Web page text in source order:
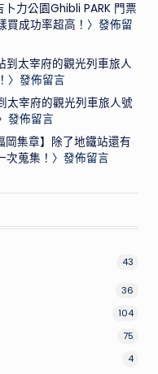
卜力公園Ghibli PARK 門票
買成功率超高！ 〉發佈留
到太宰府的觀光列車旅人
〉發佈留言
太宰府的觀光列車旅人號
發佈留言
岡集章】除了地鐵站還有
蒐集！ 〉發佈留言
43
36
104
75
4